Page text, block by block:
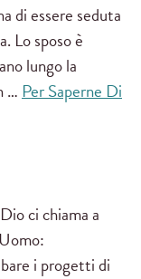
di essere seduta
Lo sposo è
lungo la
… Per Saperne Di
ci chiama a
i progetti di